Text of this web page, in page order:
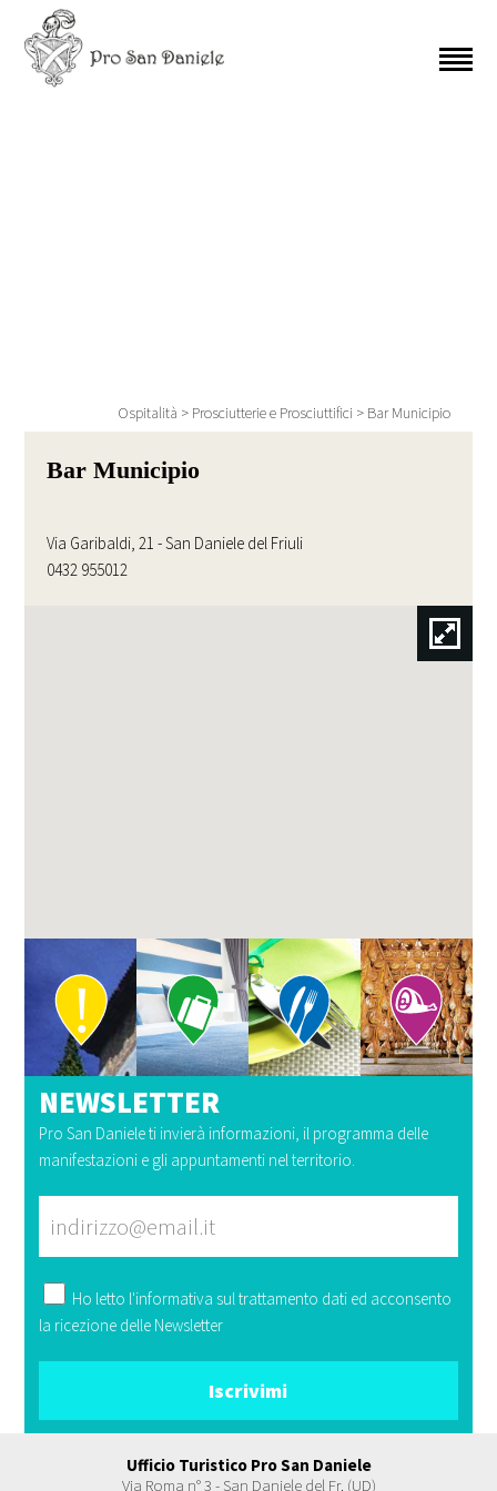
Ospitalità > Prosciutterie e Prosciuttifici > Bar Municipio
Bar Municipio
Via Garibaldi, 21 - San Daniele del Friuli
0432 955012
NEWSLETTER
Pro San Daniele ti invierà informazioni, il programma delle
manifestazioni e gli appuntamenti nel territorio.
Ho letto l'informativa sul trattamento dati ed acconsento
la ricezione delle Newsletter
Ufficio Turistico Pro San Daniele
Via Roma n° 3 - San Daniele del Fr. (UD)